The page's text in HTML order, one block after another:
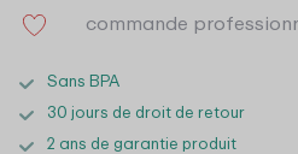
commande
Sans BPA
30 jours de droit de retour
2 ans de garantie produit